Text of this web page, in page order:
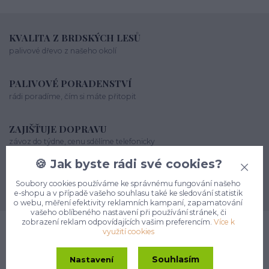
KVALITA Z BRDSKÝCH LESŮ
palivové dřevo z našeho okolí
PALIVOVÉ PORADENSTVÍ
rádi poradíme, čím si máte přitopit
ZAJIŠŤUJE DOPRAVU
závoz do týdne, cenu sdělíme telefonicky
MNOHO SPOKOJENÝCH ZÁKAZNÍKŮ
dodržujeme termíny a vždy Vám vyjdeme vstříc
Kompletní specifikace Komentáře
🍪 Jak byste rádi své cookies?
Soubory cookies používáme ke správnému fungování našeho
e-shopu a v případě vašeho souhlasu také ke sledování statistik
o webu, měření efektivity reklamních kampaní, zapamatování
vašeho oblíbeného nastavení při používání stránek, či
zobrazení reklam odpovídajících vašim preferencím.Více k
využití cookies
Nastavení Souhlasím